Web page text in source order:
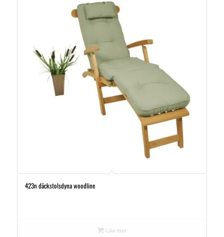
423n däckstolsdyna woodline
Läs mer